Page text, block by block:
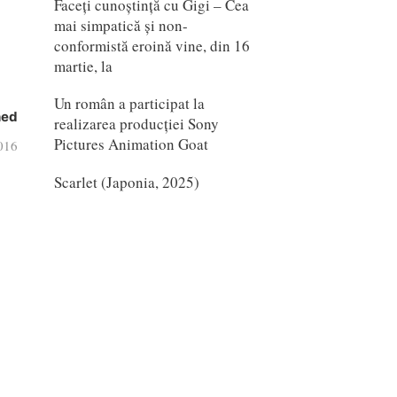
Faceți cunoștință cu Gigi – Cea
mai simpatică și non-
conformistă eroină vine, din 16
martie, la
Un român a participat la
realizarea producției Sony
Pictures Animation Goat
Scarlet (Japonia, 2025)